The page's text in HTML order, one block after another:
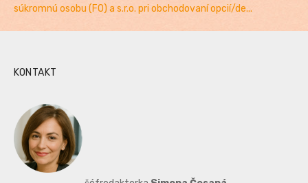
súkromnú osobu (FO) a s.r.o. pri obchodovaní opcií/de...
KONTAKT